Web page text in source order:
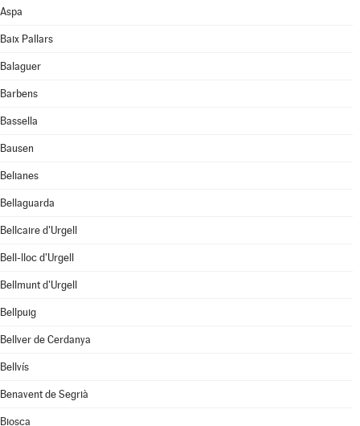
Aspa
Baix Pallars
Balaguer
Barbens
Bassella
Bausen
Belianes
Bellaguarda
Bellcaire d'Urgell
Bell-lloc d'Urgell
Bellmunt d'Urgell
Bellpuig
Bellver de Cerdanya
Bellvís
Benavent de Segrià
Biosca